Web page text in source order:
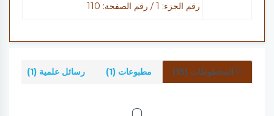
رقم الجزء: 1 / رقم الصفحة: 110
المخطوطات (15) مطبوعات (1) رسائل علمية (1)